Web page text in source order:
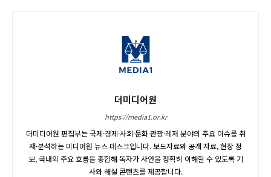
더미디어원
https://media1.or.kr
더미디어원 편집부는 국제·경제·사회·문화·관광·레저 분야의 주요 이슈를 취
재·분석하는 미디어원 뉴스 데스크입니다. 보도자료와 공개 자료, 현장 정
보, 국내외 주요 흐름을 종합해 독자가 사안을 정확히 이해할 수 있도록 기
사와 해설 콘텐츠를 제공합니다.